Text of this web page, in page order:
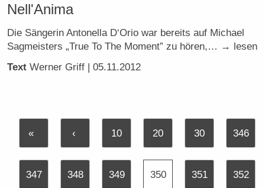
Nell'Anima
Die Sängerin Antonella D‘Orio war bereits auf Michael
Sagmeisters „True To The Moment” zu hören,… → lesen
Text Werner Griff | 05.11.2012
« ‹ 10 20 30 346
347 348 349 350 351 352